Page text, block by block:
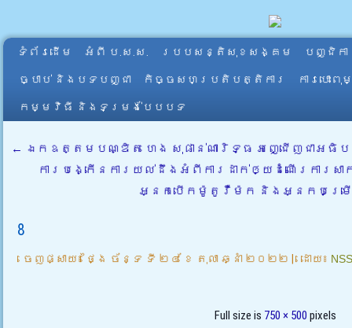
ទំព័រដើម អំពី​ ប.ស.ស. របបសន្តិសុខសង្គម បញ្ជិកា
ច្បាប់ និងបទបញ្ជា កិច្ចសហប្រតិបត្តិការ ការបោះ
កម្មវិធី និងទម្រង់បែបបទ
← ឯកឧត្តមបណ្ឌិត ហេង សុផាន់ណារិទ្ធ អញ្ជើញជាអធិ
ការបង្កើនការយល់ដឹងអំពីការដាក់ឲ្យដំណើរការសា
អ្នកបើកម៉ូតូរ៉ឺម៉ក និងអ្នកបម្រ
8
ចេញផ្សាយ៖ ថ្ងៃ ច័ន្ទ ទី ២៤ ខែ តុលា ឆ្នាំ ២០២២ | ដោយ៖
Full size is 750 × 500 pixels